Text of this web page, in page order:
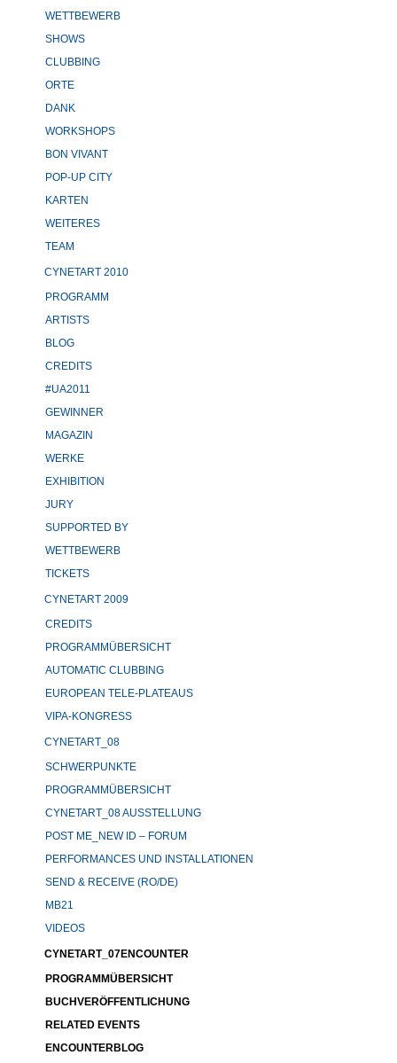
WETTBEWERB
SHOWS
CLUBBING
ORTE
DANK
WORKSHOPS
BON VIVANT
POP-UP CITY
KARTEN
WEITERES
TEAM
CYNETART 2010
PROGRAMM
ARTISTS
BLOG
CREDITS
#UA2011
GEWINNER
MAGAZIN
WERKE
EXHIBITION
JURY
SUPPORTED BY
WETTBEWERB
TICKETS
CYNETART 2009
CREDITS
PROGRAMMÜBERSICHT
AUTOMATIC CLUBBING
EUROPEAN TELE-PLATEAUS
VIPA-KONGRESS
CYNETART_08
SCHWERPUNKTE
PROGRAMMÜBERSICHT
CYNETART_08 AUSSTELLUNG
POST ME_NEW ID – FORUM
PERFORMANCES UND INSTALLATIONEN
SEND & RECEIVE (RO/DE)
MB21
VIDEOS
CYNETART_07ENCOUNTER
PROGRAMMÜBERSICHT
BUCHVERÖFFENTLICHUNG
RELATED EVENTS
ENCOUNTERBLOG